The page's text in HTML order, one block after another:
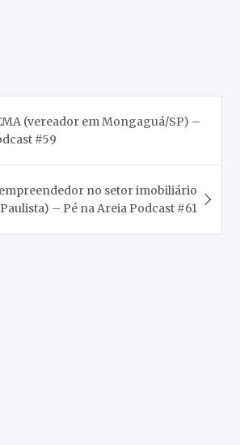
(vereador em Mongaguá/SP) –
#59
no setor imobiliário
– Pé na Areia Podcast #61